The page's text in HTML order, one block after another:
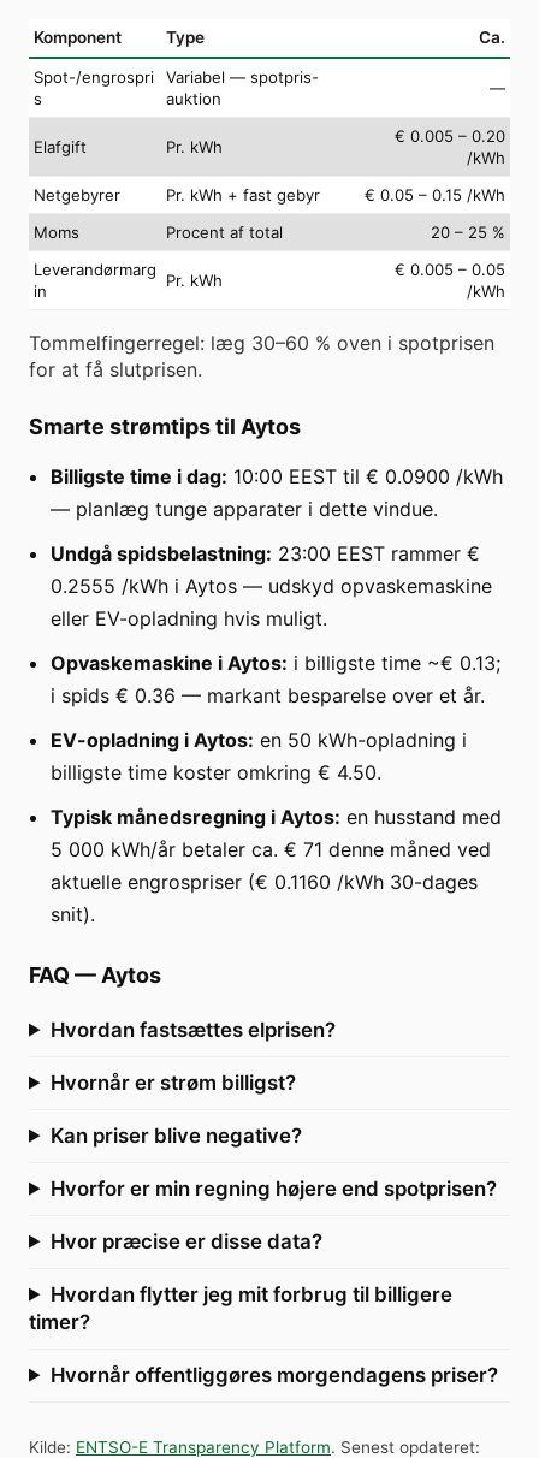
Komponent Type Ca.
Spot-/engrospri
s
Variabel — spotpris-
auktion
—
Elafgift Pr. kWh
€ 0.005 – 0.20
/kWh
Netgebyrer
Pr. kWh + fast gebyr
€ 0.05 – 0.15 /kWh
Moms
Procent af total
20 – 25 %
Leverandørmarg
in
Pr. kWh
€ 0.005 – 0.05
/kWh
Tommelfingerregel: læg 30–60 % oven i spotprisen
for at få slutprisen.
Smarte strømtips til Aytos
Billigste time i dag: 10:00 EEST til € 0.0900 /kWh
— planlæg tunge apparater i dette vindue.
Undgå spidsbelastning: 23:00 EEST rammer €
0.2555 /kWh i Aytos — udskyd opvaskemaskine
eller EV-opladning hvis muligt.
Opvaskemaskine i Aytos: i billigste time ~€ 0.13;
i spids € 0.36 — markant besparelse over et år.
EV-opladning i Aytos: en 50 kWh-opladning i
billigste time koster omkring € 4.50.
Typisk månedsregning i Aytos: en husstand med
5 000 kWh/år betaler ca. € 71 denne måned ved
aktuelle engrospriser (€ 0.1160 /kWh 30-dages
snit).
FAQ — Aytos
Hvordan fastsættes elprisen?
Hvornår er strøm billigst?
Kan priser blive negative?
Hvorfor er min regning højere end spotprisen?
Hvor præcise er disse data?
Hvordan flytter jeg mit forbrug til billigere
timer?
Hvornår offentliggøres morgendagens priser?
Kilde: ENTSO-E Transparency Platform. Senest opdateret: